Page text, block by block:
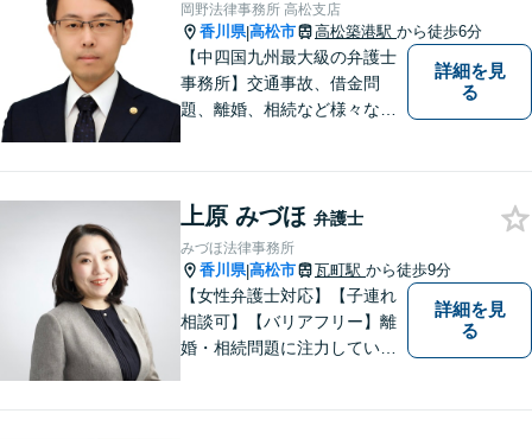
岡野法律事務所 高松支店
香川県|高松市 高松築港駅 から徒歩6分
【中四国九州最大級の弁護士
事務所】交通事故、借金問
題、離婚、相続など様々な問
い！
詳細を見
る
上原 みづほ 弁護士
みづほ法律事務所
香川県|高松市 瓦町駅 から徒歩9分
【女性弁護士対応】【子連れ
相談可】【バリアフリー】離
婚・相続問題に注力していま
詳細を見
る